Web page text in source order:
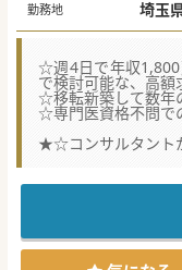
勤務地
☆週4日で年収1,800
で検討可能な、高額
☆移転新築して数年
☆専門医資格不問で
★☆コンサルタント
さいたま市からの
週4日に加えて週1
当直は基本的にあ
うことも可能！
業務負担を落とし
院です。